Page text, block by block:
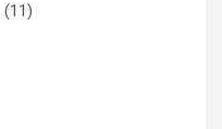
(11)